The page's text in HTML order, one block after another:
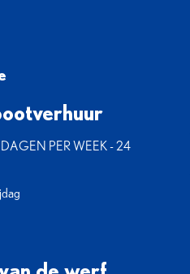
PER WEEK - 24